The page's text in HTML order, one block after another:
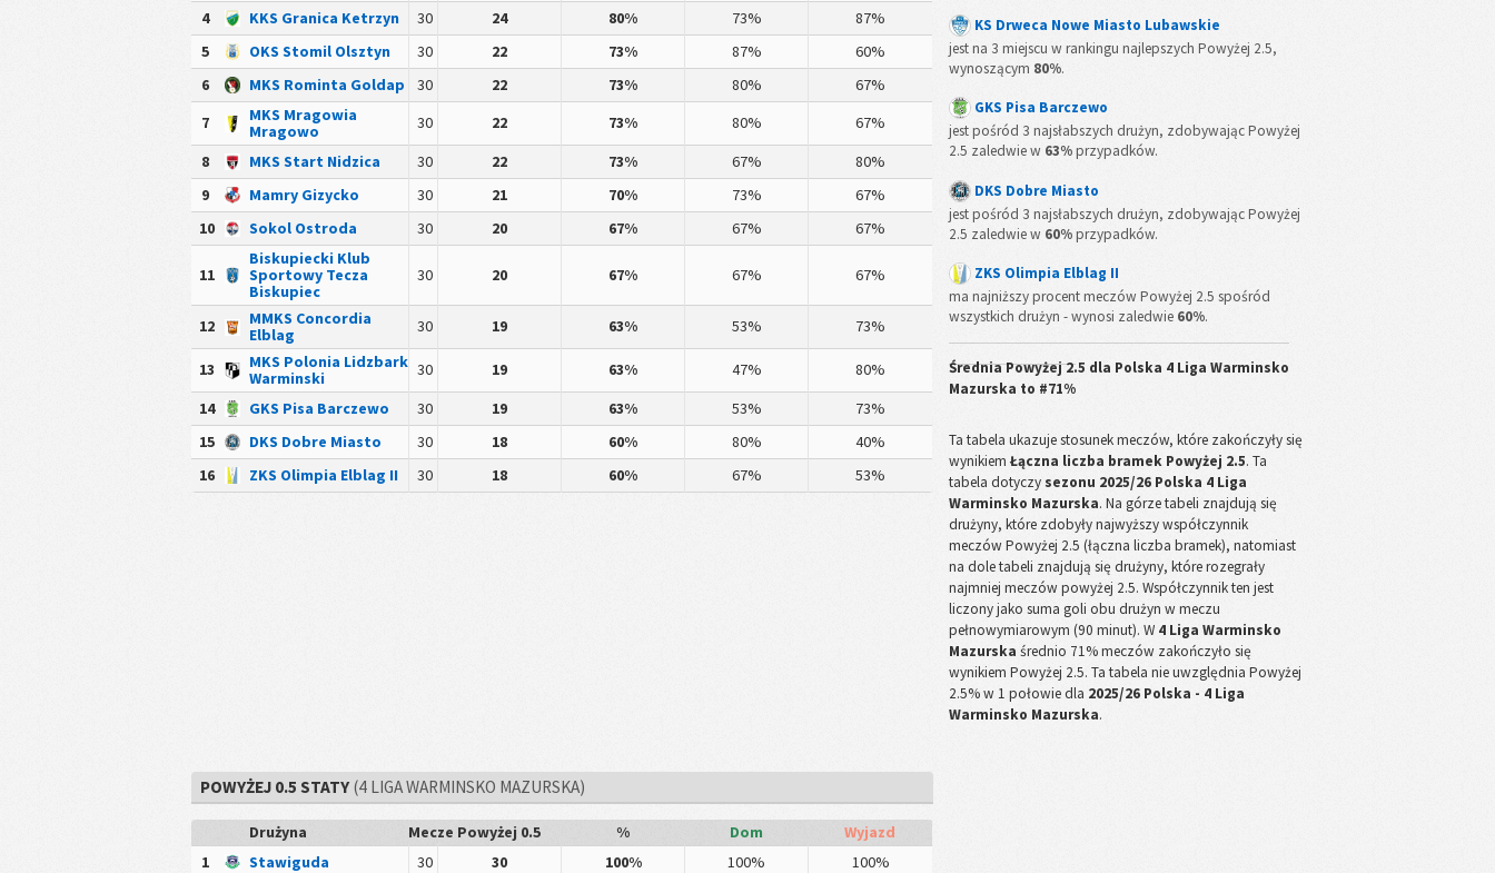
4
KKS Granica Ketrzyn 30 24 80% 73%
87%
5
OKS Stomil Olsztyn 30 22 73% 87%
60%
6
MKS Rominta Goldap 30 22 73% 80%
67%
7
MKS Mragowia
Mragowo
30 22 73% 80%
67%
8
MKS Start Nidzica 30 22 73% 67%
80%
9
Mamry Gizycko 30 21 70% 73%
67%
10
Sokol Ostroda 30 20 67% 67% 67%
11
Biskupiecki Klub
Sportowy Tecza
Biskupiec
30 20 67% 67% 67%
12
MMKS Concordia
Elblag
30 19 63% 53% 73%
13
MKS Polonia Lidzbark
Warminski
30 19 63% 47%
80%
14
GKS Pisa Barczewo 30 19 63% 53%
73%
15
DKS Dobre Miasto 30 18 60% 80%
40%
16
ZKS Olimpia Elblag II 30 18 60% 67% 53%
KS Drweca Nowe Miasto Lubawskie
jest na 3 miejscu w rankingu najlepszych Powyżej 2.5,
wynoszącym 80%.
GKS Pisa Barczewo
jest pośród 3 najsłabszych drużyn, zdobywając Powyżej
2.5 zaledwie w 63%przypadków.
DKS Dobre Miasto
jest pośród 3 najsłabszych drużyn, zdobywając Powyżej
2.5 zaledwie w 60%przypadków.
ZKS Olimpia Elblag II
ma najniższy procent meczów Powyżej 2.5 spośród
wszystkich drużyn - wynosi zaledwie 60%.
Średnia Powyżej 2.5 dla Polska 4 Liga Warminsko
Mazurska to #71%
Ta tabela ukazuje stosunek meczów, które zakończyły się
wynikiemŁączna liczba bramek Powyżej 2.5. Ta
tabela dotyczy sezonu 2025/26 Polska 4 Liga
Warminsko Mazurska. Na górze tabeli znajdują się
drużyny, które zdobyły najwyższy współczynnik
meczów Powyżej 2.5 (łączna liczba bramek), natomiast
na dole tabeli znajdują się drużyny, które rozegrały
najmniej meczów powyżej 2.5. Współczynnik ten jest
liczony jako suma goli obu drużyn w meczu
pełnowymiarowym (90 minut). W 4 Liga Warminsko
Mazurska średnio 71% meczów zakończyło się
wynikiem Powyżej 2.5. Ta tabela nie uwzględnia Powyżej
2.5% w 1 połowie dla 2025/26 Polska - 4 Liga
Warminsko Mazurska.
POWYŻEJ 0.5 STATY(4 LIGA WARMINSKO MAZURSKA)
Drużyna Mecze Powyżej 0.5 % Dom
Wyjazd
1
Stawiguda 30 30 100% 100%
100%